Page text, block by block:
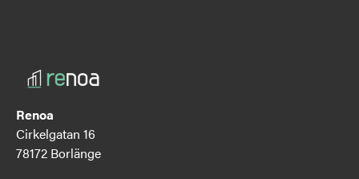
Renoa
Cirkelgatan 16
78172 Borlänge